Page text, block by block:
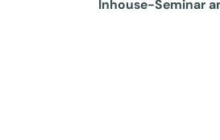
Inhouse-Seminar